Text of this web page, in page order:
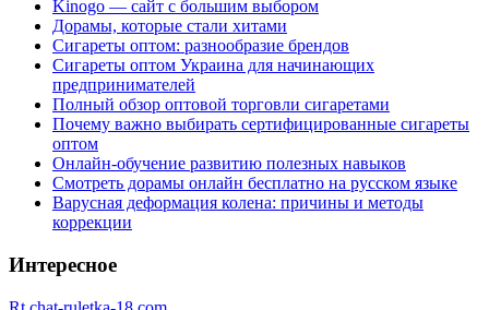
Kinogo — сайт с большим выбором
Дорамы, которые стали хитами
Сигареты оптом: разнообразие брендов
Сигареты оптом Украина для начинающих
предпринимателей
Полный обзор оптовой торговли сигаретами
Почему важно выбирать сертифицированные сигареты
оптом
Онлайн-обучение развитию полезных навыков
Смотреть дорамы онлайн бесплатно на русском языке
Варусная деформация колена: причины и методы
коррекции
Интересное